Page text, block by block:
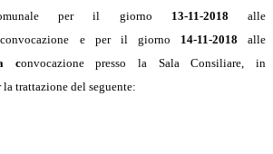
per il giorno 13-11-2018 alle
e per il giorno 14-11-2018 alle
convocazione presso la Sala Consiliare, in
la trattazione del seguente: